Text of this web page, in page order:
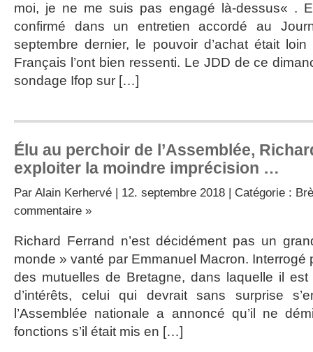
moi, je ne me suis pas engagé là-dessus« .
confirmé dans un entretien accordé au
septembre dernier, le pouvoir d’achat était
Français l’ont bien ressenti. Le JDD de ce
sondage Ifop sur […]
Élu au perchoir de l’Assemblée,
exploiter la moindre imprécision …
Par Alain Kerhervé | 12. septembre 2018 | Catégorie :
commentaire »
Richard Ferrand n’est décidément pas un
monde » vanté par Emmanuel Macron. Interrogé
des mutuelles de Bretagne, dans laquelle il
d’intérêts, celui qui devrait sans surprise
l’Assemblée nationale a annoncé qu’il ne
fonctions s’il était mis en […]